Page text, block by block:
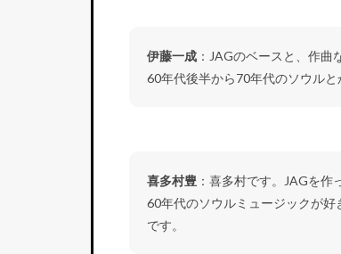
伊藤一成 ：JAGのベースと、作曲
60年代後半から70年代のソウル
喜多村豊 ：喜多村です。JAGを作
60年代のソウルミュージックが
です。